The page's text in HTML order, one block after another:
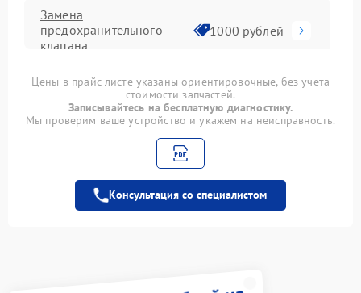
Замена
предохранительного
клапана
1000 рублей
Замена анода 1000 рублей
Замена труб
поступления воды
1000 рублей
термопредохранителя
Ремонт платы
Цены в прайс-листе указаны ориентировочные, без учета
стоимости запчастей.
Записывайтесь на бесплатную диагностику.
Мы проверим ваше устройство и укажем на неисправность.
Консультация со специалистом